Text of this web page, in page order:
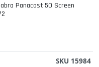
Panacast 50 Screen
SKU 15984